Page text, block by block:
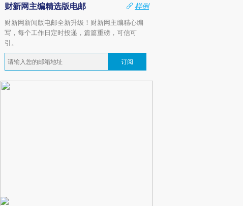
财新网主编精选版电邮
样例
财新网新闻版电邮全新升级！财新网主编精心编
写，每个工作日定时投递，篇篇重磅，可信可
引。
订阅